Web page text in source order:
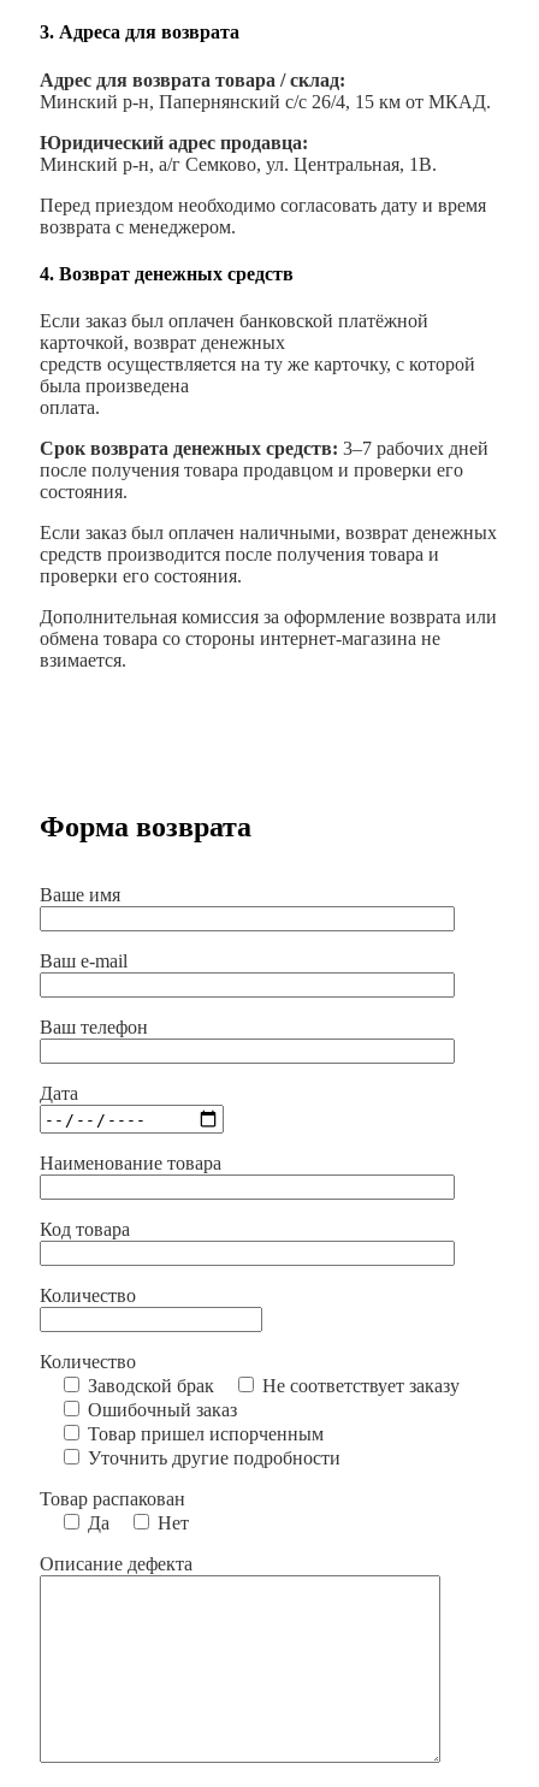
3. Адреса для возврата
Адрес для возврата товара / склад:
Минский р-н, Папернянский с/с 26/4, 15 км от МКАД.
Юридический адрес продавца:
Минский р-н, а/г Семково, ул. Центральная, 1В.
Перед приездом необходимо согласовать дату и время
возврата с менеджером.
4. Возврат денежных средств
Если заказ был оплачен банковской платёжной
карточкой, возврат денежных
средств осуществляется на ту же карточку, с которой
была произведена
оплата.
Срок возврата денежных средств: 3–7 рабочих дней
после получения товара продавцом и проверки его
состояния.
Если заказ был оплачен наличными, возврат денежных
средств производится после получения товара и
проверки его состояния.
Дополнительная комиссия за оформление возврата или
обмена товара со стороны интернет-магазина не
взимается.
Форма возврата
Ваше имя
Ваш e-mail
Ваш телефон
Дата
Наименование товара
Код товара
Количество
Количество
Заводской брак
Не соответствует заказу
Ошибочный заказ
Товар пришел испорченным
Уточнить другие подробности
Товар распакован
Да
Нет
Описание дефекта